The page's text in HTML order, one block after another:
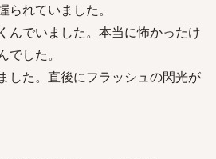
れていました。
んでいました。本当に怖かったけ
した。
した。直後にフラッシュの閃光が